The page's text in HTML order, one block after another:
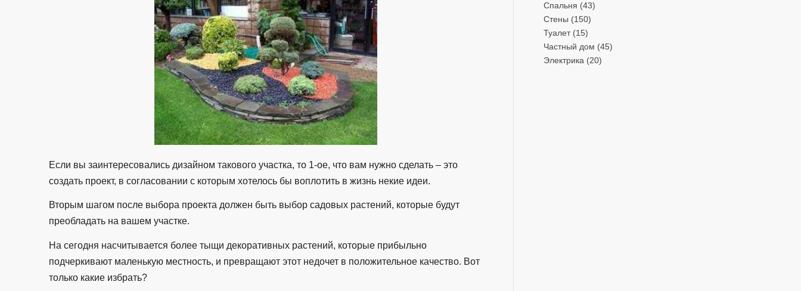
Если вы заинтересовались дизайном такового участка, то 1-ое, что вам нужно сделать – это
создать проект, в согласовании с которым хотелось бы воплотить в жизнь некие идеи.
Вторым шагом после выбора проекта должен быть выбор садовых растений, которые будут
преобладать на вашем участке.
На сегодня насчитывается более тыщи декоративных растений, которые прибыльно
подчеркивают маленькую местность, и превращают этот недочет в положительное качество. Вот
только какие избрать?
Спальня (43)
Стены (150)
Туалет(15)
Частный дом (45)
Электрика (20)